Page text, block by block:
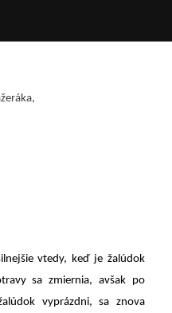
vtedy, keď je žalúdok
sa zmiernia, avšak po
vyprázdni, sa znova